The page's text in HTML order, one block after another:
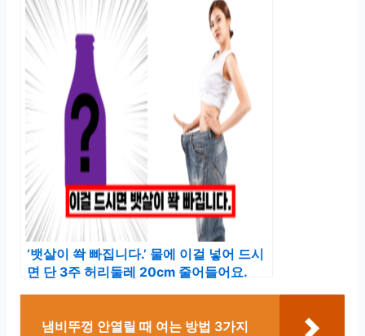
‘뱃살이 쏵 빠집니다.’ 물에 이걸 넣어 드시
면 단 3주 허리둘레 20cm 줄어들어요.
냄비뚜껑 안열릴 때 여는 방법 3가지